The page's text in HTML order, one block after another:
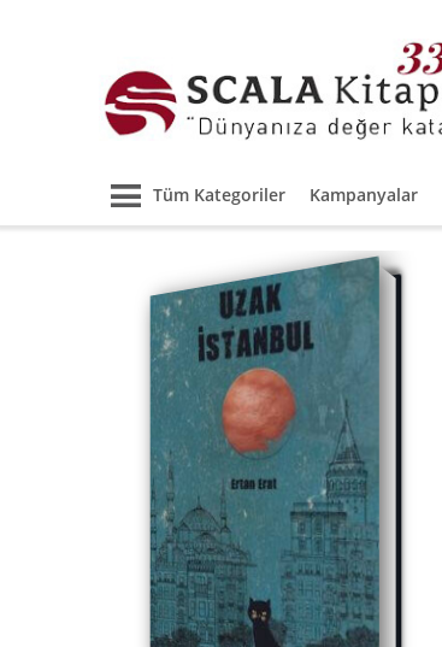
Tüm Kategoriler Kampanyalar